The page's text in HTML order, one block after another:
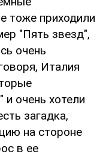
тоже приходили
"Пять звезд",
очень
Италия
очень хотели
загадка,
на стороне
в ее